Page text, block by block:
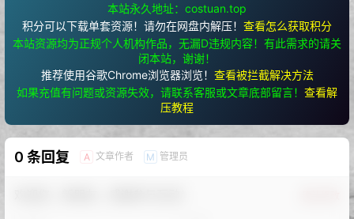
本站永久地址：costuan.top
积分可以下载单套资源！请勿在网盘内解压！ 查看怎么获取积分
本站资源均为正规个人机构作品，无漏D违规内容！有此需求的请关
闭本站，谢谢！
推荐使用谷歌Chrome浏览器浏览！ 查看被拦截解决方法
如果充值有问题或资源失效，请联系客服或文章底部留言！ 查看解
压教程
0 条回复 A 文章作者 M 管理员